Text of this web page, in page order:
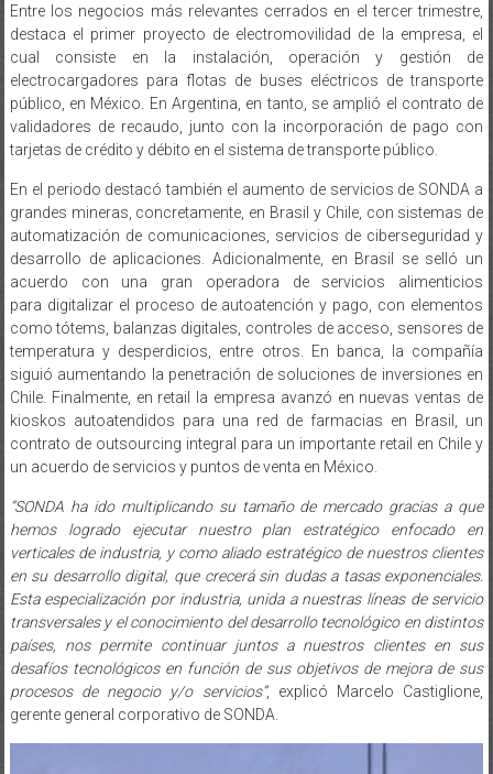
Entre los negocios más relevantes cerrados en el tercer trimestre,
destaca el primer proyecto de electromovilidad de la empresa, el
cual consiste en la instalación, operación y gestión de
electrocargadores para flotas de buses eléctricos de transporte
público, en México. En Argentina, en tanto, se amplió el contrato de
validadores de recaudo, junto con la incorporación de pago con
tarjetas de crédito y débito en el sistema de transporte público.
En el periodo destacó también el aumento de servicios de SONDA a
grandes mineras, concretamente, en Brasil y Chile, con sistemas de
automatización de comunicaciones, servicios de ciberseguridad y
desarrollo de aplicaciones. Adicionalmente, en Brasil se selló un
acuerdo con una gran operadora de servicios alimenticios
para digitalizar el proceso de autoatención y pago, con elementos
como tótems, balanzas digitales, controles de acceso, sensores de
temperatura y desperdicios, entre otros. En banca, la compañía
siguió aumentando la penetración de soluciones de inversiones en
Chile. Finalmente, en retail la empresa avanzó en nuevas ventas de
kioskos autoatendidos para una red de farmacias en Brasil, un
contrato de outsourcing integral para un importante retail en Chile y
un acuerdo de servicios y puntos de venta en México.
“SONDA ha ido multiplicando su tamaño de mercado gracias a que
hemos logrado ejecutar nuestro plan estratégico enfocado en
verticales de industria, y como aliado estratégico de nuestros clientes
en su desarrollo digital, que crecerá sin dudas a tasas exponenciales.
Esta especialización por industria, unida a nuestras líneas de servicio
transversales y el conocimiento del desarrollo tecnológico en distintos
países, nos permite continuar juntos a nuestros clientes en sus
desafíos tecnológicos en función de sus objetivos de mejora de sus
procesos de negocio y/o servicios”, explicó Marcelo Castiglione,
gerente general corporativo de SONDA.